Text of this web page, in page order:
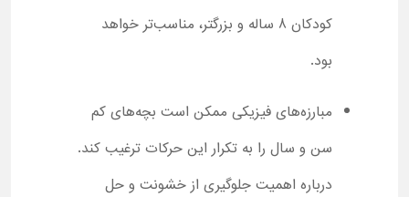
کودکان 8 ساله و بزرگتر، مناسب‌تر خواهد
بود.
مبارزه‌های فیزیکی ممکن است بچه‌های کم
سن و سال را به تکرار این حرکات ترغیب کند.
درباره اهمیت جلوگیری از خشونت و حل